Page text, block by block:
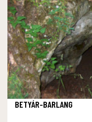
BETYÁR-BARLANG